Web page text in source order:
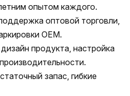
опытом каждого.
оптовой торговли,
OEM.
продукта, настройка
запас, гибкие